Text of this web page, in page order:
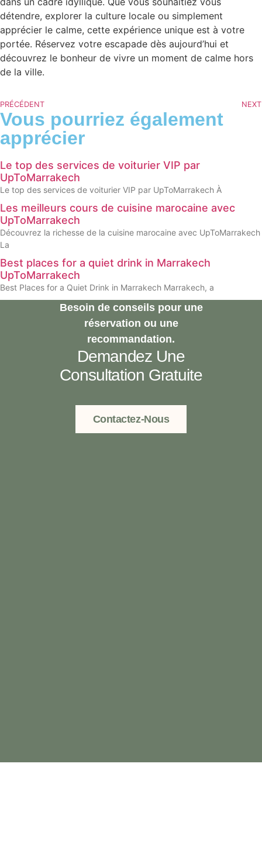
détendre, explorer la culture locale ou simplement
apprécier le calme, cette expérience unique est à votre
portée. Réservez votre escapade dès aujourd’hui et
découvrez le bonheur de vivre un moment de calme hors
de la ville.
PRÉCÉDENT NEXT
Vous pourriez également
apprécier
Le top des services de voiturier VIP par
UpToMarrakech
Le top des services de voiturier VIP par UpToMarrakech À
Les meilleurs cours de cuisine marocaine avec
UpToMarrakech
Découvrez la richesse de la cuisine marocaine avec UpToMarrakech
La
Best places for a quiet drink in Marrakech
UpToMarrakech
Best Places for a Quiet Drink in Marrakech Marrakech, a
Besoin de conseils pour une
réservation ou une
recommandation.
Demandez Une
Consultation Gratuite
Contactez-Nous